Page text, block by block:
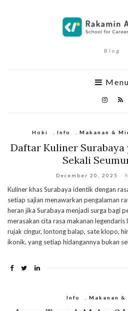
Blog
Menu
Hobi Info Makanan &
Daftar Kuliner Surabaya
Sekali
December 20, 2025
Kuliner khas Surabaya identik dengan
setiap sajian menawarkan pengalaman
heran jika Surabaya menjadi surga bagi
merasakan cita rasa makanan
rujak cingur, lontong balap, sate klopo,
ikonik, yang setiap hidangannya bukan
Info Makanan &